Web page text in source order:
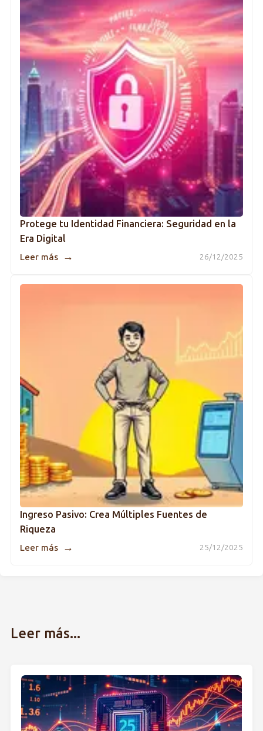
Protege tu Identidad Financiera: Seguridad en la
Era Digital
26/12/2025
Leer más →
Ingreso Pasivo: Crea Múltiples Fuentes de
Riqueza
25/12/2025
Leer más →
Leer más...